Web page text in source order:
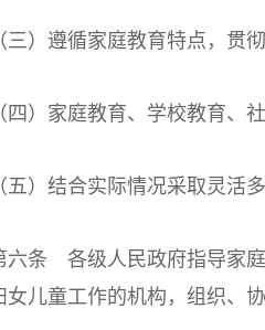
遵循家庭教育特点，贯彻
家庭教育、学校教育、社
结合实际情况采取灵活多
各级人民政府指导家庭
女儿童工作的机构，组织、